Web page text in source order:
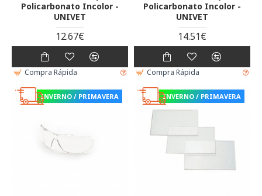
Policarbonato Incolor -
UNIVET
12.67€
Compra Rápida
Policarbonato Incolor -
UNIVET
14.51€
Compra Rápida
INVERNO / PRIMAVERA INVERNO / PRIMAVERA